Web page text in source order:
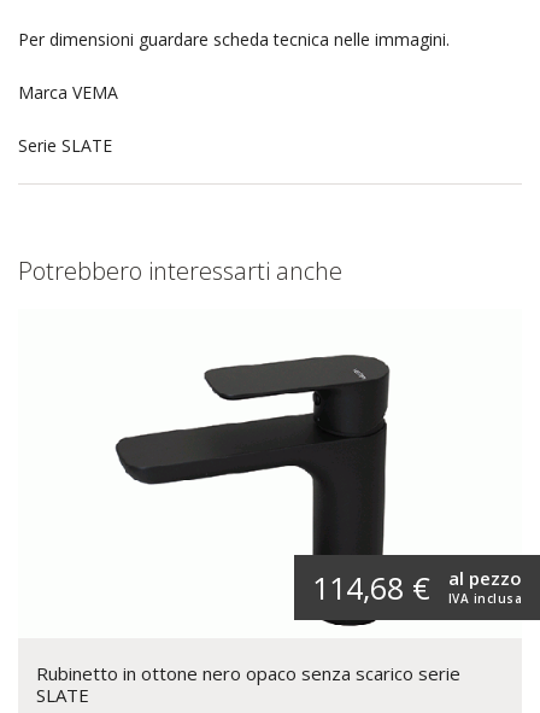
Per dimensioni guardare scheda tecnica nelle immagini.
Marca VEMA
Serie SLATE
Potrebbero interessarti anche
114,68 € IVA inclusa
al pezzo
Rubinetto in ottone nero opaco senza scarico serie
SLATE